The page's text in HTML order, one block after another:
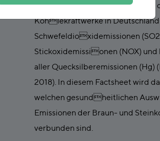
verursachte die Stromgewinnung
Kohlekraftwerke in
Schwefeldioxidemissionen
Stickoxidemissionen (NOX) und
aller Quecksilberemissionen (Hg)
2018). In diesem Factsheet wird
welchen gesundheitlichen
Emissionen der Braun- und
verbunden sind.